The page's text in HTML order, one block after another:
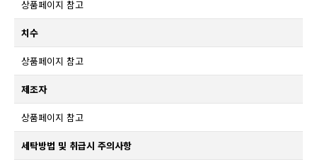
상품페이지 참고
치수
상품페이지 참고
제조자
상품페이지 참고
세탁방법 및 취급시 주의사항